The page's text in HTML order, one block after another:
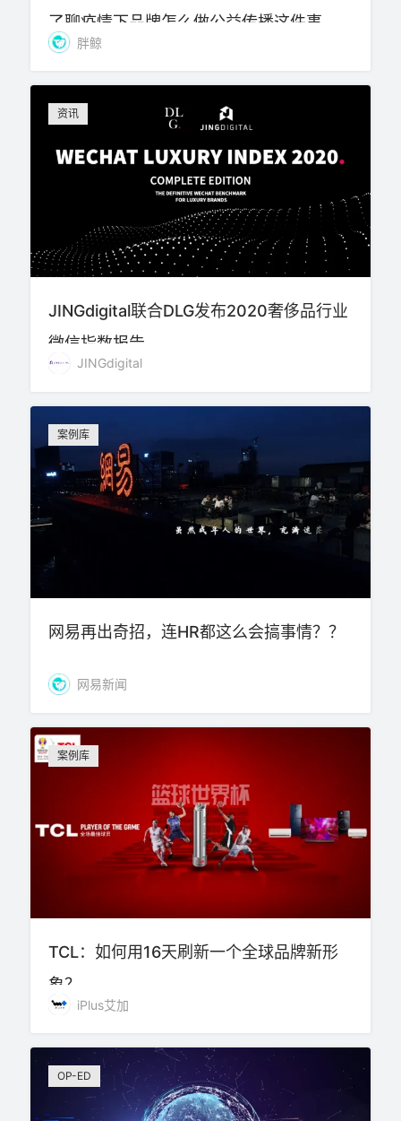
了聊疫情下品牌怎么做公益传播这件事
胖鲸
资讯
JINGdigital联合DLG发布2020奢侈品行业
微信指数报告
JINGdigital
案例库
网易再出奇招，连HR都这么会搞事情？？
网易新闻
案例库
TCL：如何用16天刷新一个全球品牌新形
象？
iPlus艾加
OP-ED